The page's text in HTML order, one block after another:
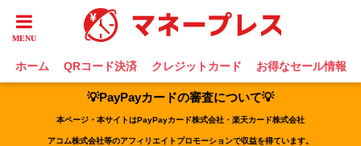
ホーム QRコード決済 クレジットカード お得なセール情報
💡PayPayカードの審査について💡
本ページ・本サイトはPayPayカード株式会社・楽天カード株式会社
アコム株式会社等のアフィリエイトプロモーションで収益を得ています。